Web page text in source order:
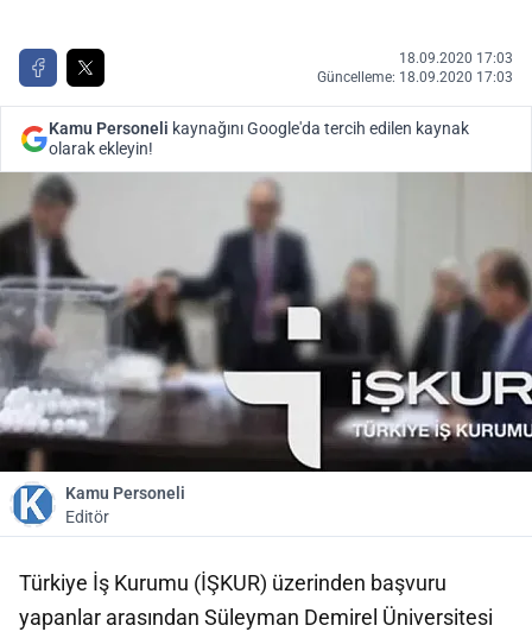
18.09.2020 17:03
Güncelleme: 18.09.2020 17:03
Kamu Personeli kaynağını Google'da tercih edilen kaynak
olarak ekleyin!
Kamu Personeli
Editör
Türkiye İş Kurumu (İŞKUR) üzerinden başvuru
yapanlar arasından Süleyman Demirel Üniversitesi